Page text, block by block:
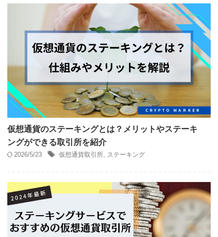
仮想通貨のステーキングとは？メリットやステーキ
ングができる取引所を紹介
2026/5/23 仮想通貨取引所, ステーキング